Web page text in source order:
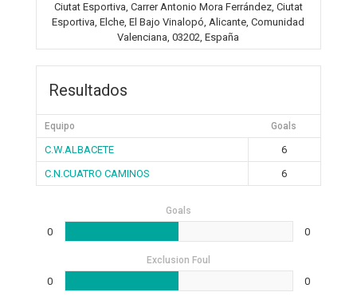
Ciutat Esportiva, Carrer Antonio Mora Ferrández, Ciutat
Esportiva, Elche, El Bajo Vinalopó, Alicante, Comunidad
Valenciana, 03202, España
Resultados
Equipo Goals
C.W.ALBACETE
6
C.N.CUATRO CAMINOS
6
Goals
0 0
Exclusion Foul
0 0